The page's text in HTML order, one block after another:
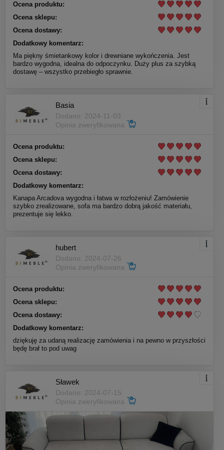
Ocena produktu:
Ocena sklepu:
Ocena dostawy:
Dodatkowy komentarz:
Ma piękny śmietankowy kolor i drewniane wykończenia. Jest
bardzo wygodna, idealna do odpoczynku. Duży plus za szybką
dostawę – wszystko przebiegło sprawnie.
Basia
Dodano: 2024-11-03
Opinia zweryfikowana
Ocena produktu:
Ocena sklepu:
Ocena dostawy:
Dodatkowy komentarz:
Kanapa Arcadova wygodna i łatwa w rozłożeniu! Zamówienie
szybko zrealizowane, sofa ma bardzo dobrą jakość materiału,
prezentuje się lekko.
hubert
Dodano: 2024-07-26
Opinia zweryfikowana
Ocena produktu:
Ocena sklepu:
Ocena dostawy:
Dodatkowy komentarz:
dziękuję za udaną realizację zamówienia i na pewno w przyszłości
będę brał to pod uwag
Sławek
Dodano: 2024-07-15
Opinia zweryfikowana